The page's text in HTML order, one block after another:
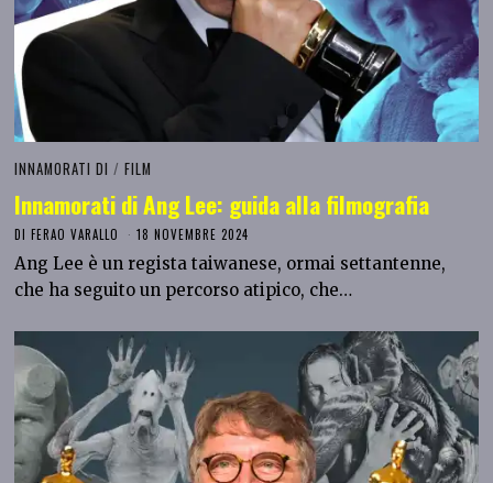
INNAMORATI DI / FILM
Innamorati di Ang Lee: guida alla filmografia
DIFERAO VARALLO 18 NOVEMBRE 2024
Ang Lee è un regista taiwanese, ormai settantenne,
che ha seguito un percorso atipico, che…